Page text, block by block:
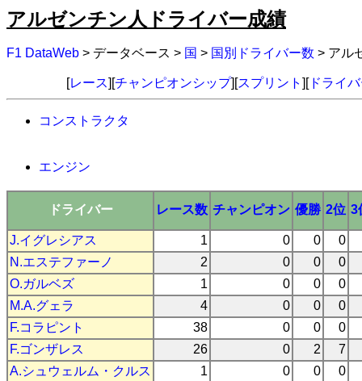
アルゼンチン人ドライバー成績
F1 DataWeb > データベース > 国 > 国別ドライバー数 > アル
[レース][チャンピオンシップ][スプリント ][ドライ
コンストラクタ
エンジン
ドライバー レース数 チャンピオン 優勝 2位 3
J.イグレシアス 1 0 0
0
N.エステファーノ
2 0 0
0
O.ガルベズ
1 0 0
0
M.A.グェラ
4 0 0
0
F.コラピント
38 0 0
0
F.ゴンザレス
26 0 2
7
A.シュウェルム・クルス
1 0 0
0